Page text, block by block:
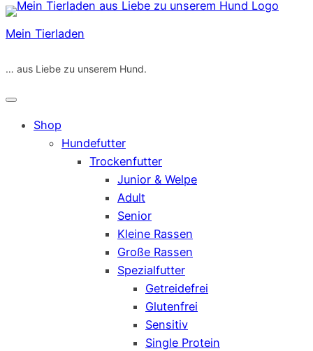
Zum
Inhalt
Mein Tierladen
… aus Liebe zu unserem Hund.
Shop
Hundefutter
Trockenfutter
Junior & Welpe
Adult
Senior
Kleine Rassen
Große Rassen
Spezialfutter
Getreidefrei
Glutenfrei
Sensitiv
Single Protein